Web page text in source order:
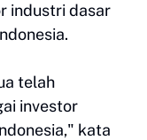
industri dasar
telah
investor
kata